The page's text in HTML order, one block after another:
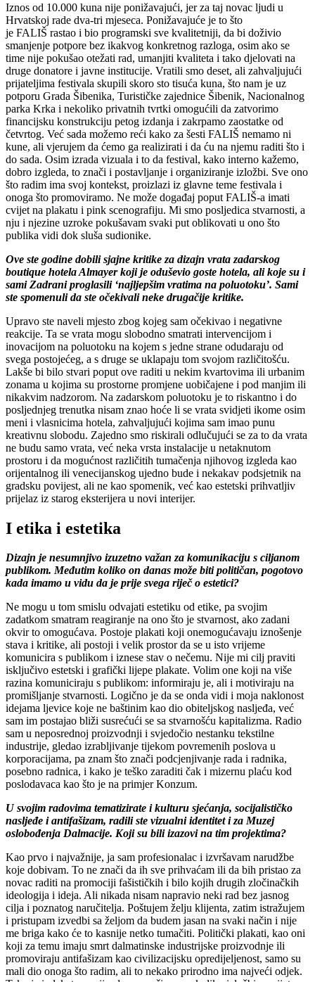
Iznos od 10.000 kuna nije ponižavajući, jer za taj novac ljudi u
Hrvatskoj rade dva-tri mjeseca. Ponižavajuće je to što
je FALIŠ rastao i bio programski sve kvalitetniji, da bi doživio
smanjenje potpore bez ikakvog konkretnog razloga, osim ako se
time nije pokušao otežati rad, umanjiti kvaliteta i tako djelovati na
druge donatore i javne institucije. Vratili smo deset, ali zahvaljujući
prijateljima festivala skupili skoro sto tisuća kuna, što nam je uz
potporu Grada Šibenika, Turističke zajednice Šibenik, Nacionalnog
parka Krka i nekoliko privatnih tvrtki omogućili da zatvorimo
financijsku konstrukciju petog izdanja i zakrpamo zaostatke od
četvrtog. Već sada možemo reći kako za šesti FALIŠ nemamo ni
kune, ali vjerujem da ćemo ga realizirati i da ću na njemu raditi što i
do sada. Osim izrada vizuala i to da festival, kako interno kažemo,
dobro izgleda, to znači i postavljanje i organiziranje izložbi. Sve ono
što radim ima svoj kontekst, proizlazi iz glavne teme festivala i
onoga što promoviramo. Ne može događaj poput FALIŠ-a imati
cvijet na plakatu i pink scenografiju. Mi smo posljedica stvarnosti, a
nju i njezine uzroke pokušavam svaki put oblikovati u ono što
publika vidi dok sluša sudionike.
Ove ste godine dobili sjajne kritike za dizajn vrata zadarskog
boutique hotela Almayer koji je oduševio goste hotela, ali koje su i
sami Zadrani proglasili ‘najljepšim vratima na poluotoku’. Sami
ste spomenuli da ste očekivali neke drugačije kritike.
Upravo ste naveli mjesto zbog kojeg sam očekivao i negativne
reakcije. Ta se vrata mogu slobodno smatrati intervencijom i
inovacijom na poluotoku na kojem s jedne strane odudaraju od
svega postojećeg, a s druge se uklapaju tom svojom različitošću.
Lakše bi bilo stvari poput ove raditi u nekim kvartovima ili urbanim
zonama u kojima su prostorne promjene uobičajene i pod manjim ili
nikakvim nadzorom. Na zadarskom poluotoku je to riskantno i do
posljednjeg trenutka nisam znao hoće li se vrata svidjeti ikome osim
meni i vlasnicima hotela, zahvaljujući kojima sam imao punu
kreativnu slobodu. Zajedno smo riskirali odlučujući se za to da vrata
ne budu samo vrata, već neka vrsta instalacije u netaknutom
prostoru i da mogućnost različitih tumačenja njihovog izgleda kao
orijentalnog ili venecijanskog ujedno bude i nekakav podsjetnik na
gradsku povijest, ali ne kao spomenik, već kao estetski prihvatljiv
prijelaz iz starog eksterijera u novi interijer.
I etika i estetika
Dizajn je nesumnjivo izuzetno važan za komunikaciju s ciljanom
publikom. Međutim koliko on danas može biti političan, pogotovo
kada imamo u vidu da je prije svega riječ o estetici?
Ne mogu u tom smislu odvajati estetiku od etike, pa svojim
zadatkom smatram reagiranje na ono što je stvarnost, ako zadani
okvir to omogućava. Postoje plakati koji onemogućavaju iznošenje
stava i kritike, ali postoji i velik prostor da se u isto vrijeme
komunicira s publikom i iznese stav o nečemu. Nije mi cilj praviti
isključivo estetski i grafički lijepe plakate. Volim one koji na više
razina komuniciraju s publikom: informiraju je, ali i motiviraju na
promišljanje stvarnosti. Logično je da se onda vidi i moja naklonost
idejama ljevice koje ne baštinim kao dio obiteljskog nasljeđa, već
sam im postajao bliži susrećući se sa stvarnošću kapitalizma. Radio
sam u neposrednoj proizvodnji i svjedočio nestanku tekstilne
industrije, gledao izrabljivanje tijekom povremenih poslova u
korporacijama, pa znam što znači podcjenjivanje rada i radnika,
posebno radnica, i kako je teško zaraditi čak i mizernu plaću kod
poslodavaca kao što je na primjer Konzum.
U svojim radovima tematizirate i kulturu sjećanja, socijalističko
nasljeđe i antifašizam, radili ste vizualni identitet i za Muzej
oslobođenja Dalmacije. Koji su bili izazovi na tim projektima?
Kao prvo i najvažnije, ja sam profesionalac i izvršavam narudžbe
koje dobivam. To ne znači da ih sve prihvaćam ili da bih pristao za
novac raditi na promociji fašističkih i bilo kojih drugih zločinačkih
ideologija i ideja. Ali nikada nisam napravio neki rad bez jasnog
cilja i poznatog naručitelja. Poštujem želju klijenta, zatim istražujem
i pristupam izvedbi sa željom da budem jasan na svaki način i nije
me briga kako će to kasnije netko tumačiti. Politički plakati, kao oni
koji za temu imaju smrt dalmatinske industrijske proizvodnje ili
promoviraju antifašizam kao civilizacijsku opredijeljenost, samo su
mali dio onoga što radim, ali to nekako prirodno ima najveći odjek.